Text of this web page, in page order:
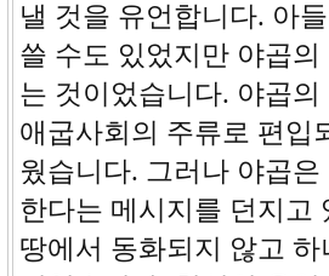
낼 것을 유언합니다. 아
쓸 수도 있었지만 야곱
는 것이었습니다. 야곱
애굽사회의 주류로 편입
웠습니다. 그러나 야곱
한다는 메시지를 던지고
땅에서 동화되지 않고